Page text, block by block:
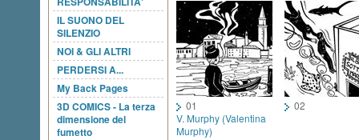
IL SUONO DEL
SILENZIO
NOI & GLI ALTRI
PERDERSI A...
My Back Pages
3D COMICS - La terza
dimensione del
fumetto
01
V. Murphy (Valentina
Murphy)
02